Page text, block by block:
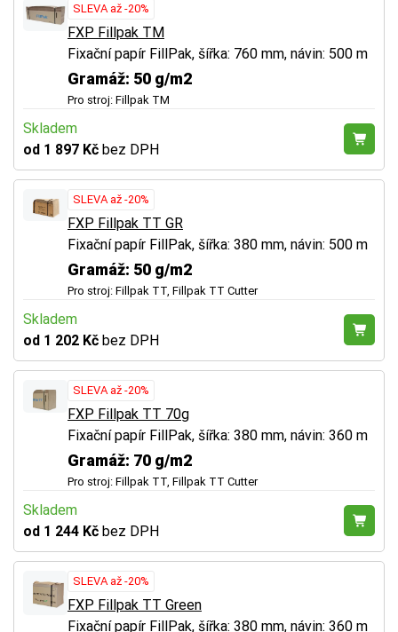
SLEVA až -20%
FXP Fillpak TM
Fixační papír FillPak, šířka: 760 mm, návin: 500 m
Gramáž: 50 g/m2
Pro stroj: Fillpak TM
Skladem
od 1 897 Kč bez DPH
SLEVA až -20%
FXP Fillpak TT GR
Fixační papír FillPak, šířka: 380 mm, návin: 500 m
Gramáž: 50 g/m2
Pro stroj: Fillpak TT, Fillpak TT Cutter
Skladem
od 1 202 Kč bez DPH
SLEVA až -20%
FXP Fillpak TT 70g
Fixační papír FillPak, šířka: 380 mm, návin: 360 m
Gramáž: 70 g/m2
Pro stroj: Fillpak TT, Fillpak TT Cutter
Skladem
od 1 244 Kč bez DPH
SLEVA až -20%
FXP Fillpak TT Green
Fixační papír FillPak, šířka: 380 mm, návin: 360 m